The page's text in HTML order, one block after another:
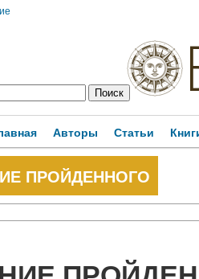
Авторы Статьи
ПРОЙДЕННОГО